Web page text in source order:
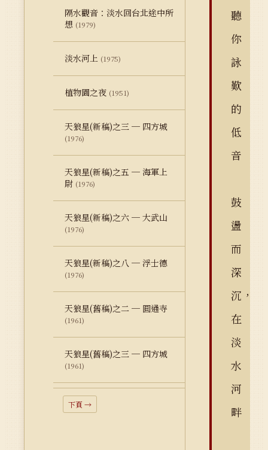
隔水觀音：淡水回台北途中所
想 (1979)
淡水河上 (1975)
植物園之夜 (1951)
天狼星(新稿)之三 ─ 四方城
(1976)
天狼星(新稿)之五 ─ 海軍上
尉 (1976)
天狼星(新稿)之六 ─ 大武山
(1976)
天狼星(新稿)之八 ─ 浮士德
(1976)
天狼星(舊稿)之二 ─ 圓通寺
(1961)
天狼星(舊稿)之三 ─ 四方城
(1961)
下頁 →
聽
你
詠
歎
的
低
音
鼓
盪
而
深
沉，
在
淡
水
河
畔